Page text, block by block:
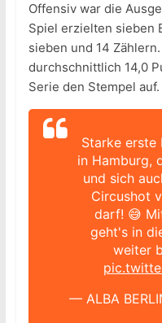
Offensiv war die
Spiel erzielten sieben
sieben und 14
durchschnittlich 14,0
Serie den Stempel auf.
Starke erste
in Hamburg,
und sich
Circushot
darf! 😅
geht's in
weiter
— ALBA